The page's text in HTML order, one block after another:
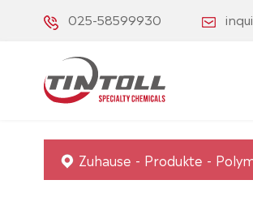
025-58599930
Zuhause Produkte